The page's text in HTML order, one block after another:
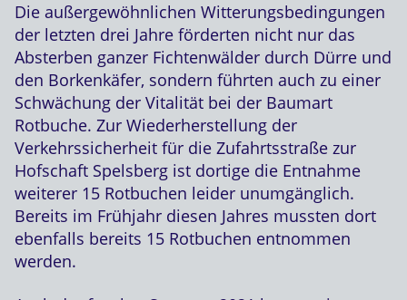
Die außergewöhnlichen Witterungsbedingungen
der letzten drei Jahre förderten nicht nur das
Absterben ganzer Fichtenwälder durch Dürre und
den Borkenkäfer, sondern führten auch zu einer
Schwächung der Vitalität bei der Baumart
Rotbuche. Zur Wiederherstellung der
Verkehrssicherheit für die Zufahrtsstraße zur
Hofschaft Spelsberg ist dortige die Entnahme
weiterer 15 Rotbuchen leider unumgänglich.
Bereits im Frühjahr diesen Jahres mussten dort
ebenfalls bereits 15 Rotbuchen entnommen
werden.